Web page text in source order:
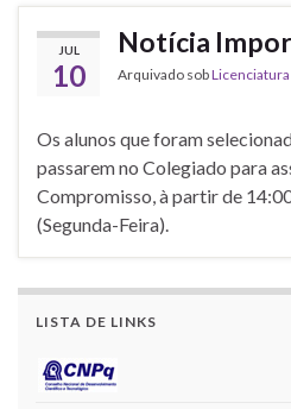
JUL
10
Notícia
Arquivado sob
Os alunos que foram
passarem no Colegiado para
Compromisso, à partir de
(Segunda-Feira).
LISTA DE LINKS